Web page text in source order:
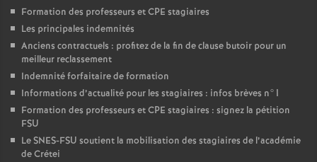
Formation des professeurs etCPE stagiaires
Les principales indemnités
Anciens contractuels : profitez de la fin de clause butoir pour un
meilleur reclassement
Indemnité forfaitaire de formation
Informations d’actualité pour les stagiaires : infos brèves n°1
Formation des professeurs etCPE stagiaires : signez la pétition
FSU
LeSNES-FSU soutient la mobilisation des stagiaires de l’académie
de Crétei